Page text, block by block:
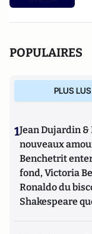
POPULAIRES
PLUS LUS
1Jean Dujardin
nouveaux
Benchetrit
fond, Victoria
Ronaldo du
Shakespeare